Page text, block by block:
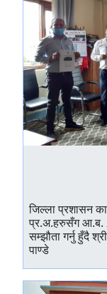
जिल्ला प्रशासन
प्र.अ.हरुसँग आ.ब.
सम्झौता गर्नु हुँदै
पाण्डे